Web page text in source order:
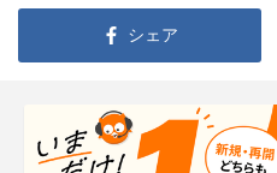
シェア